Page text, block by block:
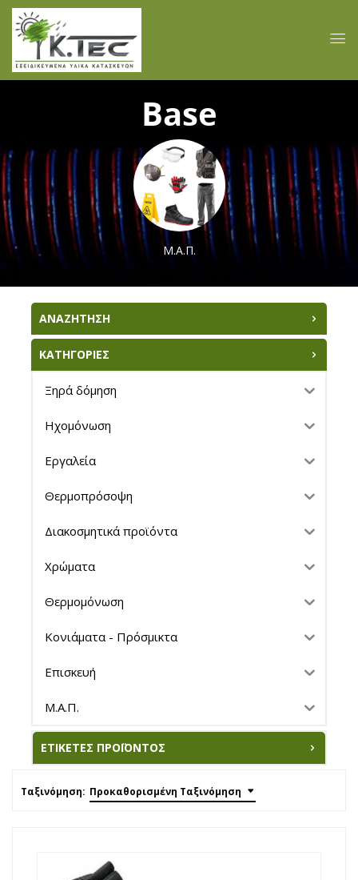
Base
Μ.Α.Π.
ΑΝΑΖΗΤΗΣΗ
ΚΑΤΗΓΟΡΙΕΣ
Ξηρά δόμηση
Ηχομόνωση
Εργαλεία
Θερμοπρόσοψη
Διακοσμητικά προϊόντα
Χρώματα
Θερμομόνωση
Κονιάματα - Πρόσμικτα
Επισκευή
Μ.Α.Π.
ΕΤΙΚΈΤΕΣ ΠΡΟΪΌΝΤΟΣ
Ταξινόμηση: Προκαθορισμένη Ταξινόμηση